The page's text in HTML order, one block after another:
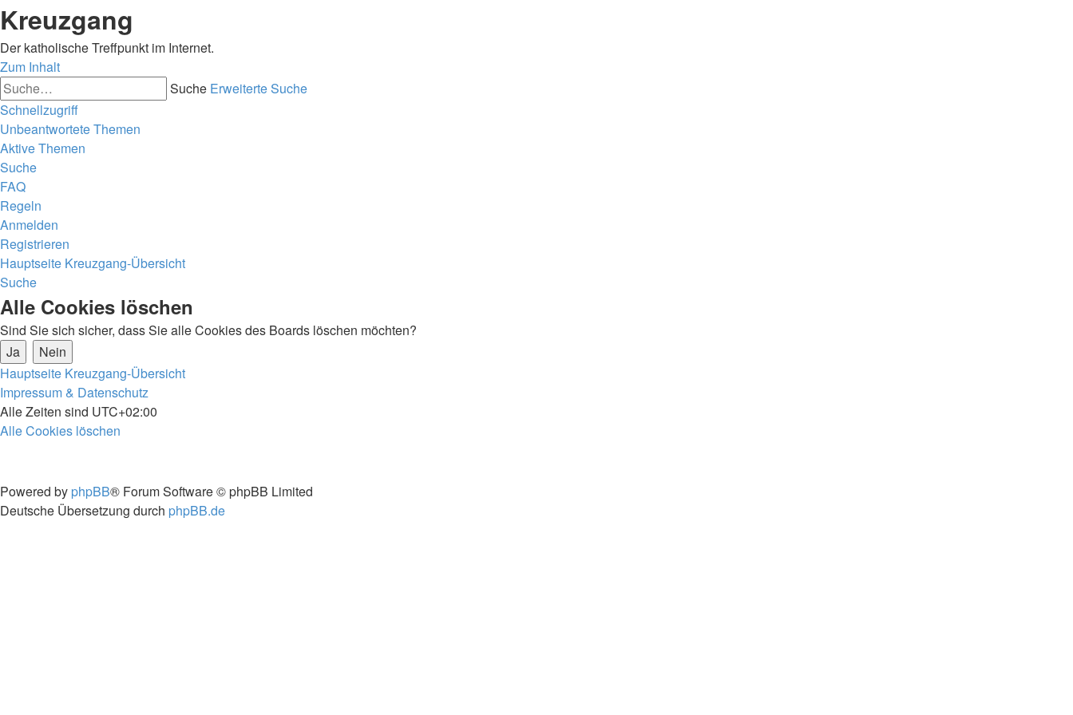
Kreuzgang
Der katholische Treffpunkt im Internet.
Zum Inhalt
Suche Erweiterte Suche
Schnellzugriff
Unbeantwortete Themen
Aktive Themen
Suche
FAQ
Regeln
Anmelden
Registrieren
Hauptseite Kreuzgang-Übersicht
Suche
Alle Cookies löschen
Sind Sie sich sicher, dass Sie alle Cookies des Boards löschen möchten?
Hauptseite Kreuzgang-Übersicht
Impressum & Datenschutz
Alle Zeiten sind UTC+02:00
Alle Cookies löschen
Powered by phpBB® Forum Software © phpBB Limited
Deutsche Übersetzung durch phpBB.de